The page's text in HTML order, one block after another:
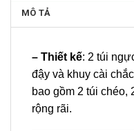
MÔ TẢ
– Thiết kế: 2 túi
đậy và khuy cài
bao gồm 2 túi chéo,
rộng rãi.